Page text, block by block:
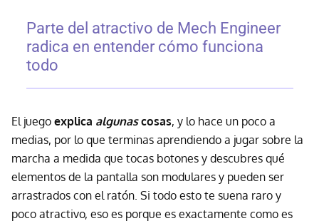
Parte del atractivo de Mech Engineer
radica en entender cómo funciona
todo
El juego explica algunascosas, y lo hace un poco a
medias, por lo que terminas aprendiendo a jugar sobre la
marcha a medida que tocas botones y descubres qué
elementos de la pantalla son modulares y pueden ser
arrastrados con el ratón. Si todo esto te suena raro y
poco atractivo, eso es porque es exactamente como es